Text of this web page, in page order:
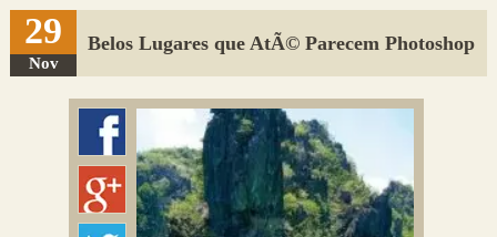
Sugerir Link
Adicionar Blog
Colmeia Exchange
Perguntas Frequentes
29
Nov
Belos Lugares que AtÃ© Parecem Photoshop